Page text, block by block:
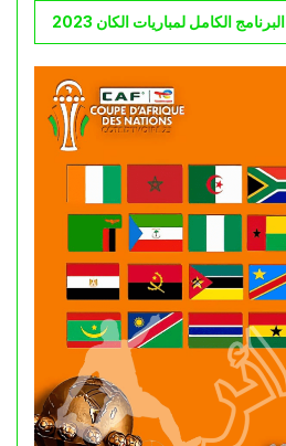
البرنامج الكامل لمباريات الكان 2023